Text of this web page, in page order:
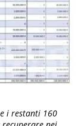
i restanti 160